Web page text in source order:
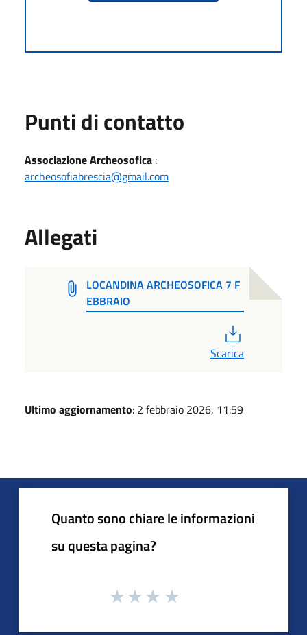
Punti di contatto
Associazione Archeosofica :
archeosofiabrescia@gmail.com
Allegati
LOCANDINA ARCHEOSOFICA 7 F
EBBRAIO
Scarica
Ultimo aggiornamento: 2 febbraio 2026, 11:59
Quanto sono chiare le informazioni
su questa pagina?